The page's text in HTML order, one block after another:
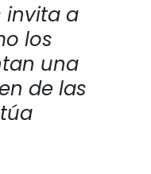
invita a
los
una
de las